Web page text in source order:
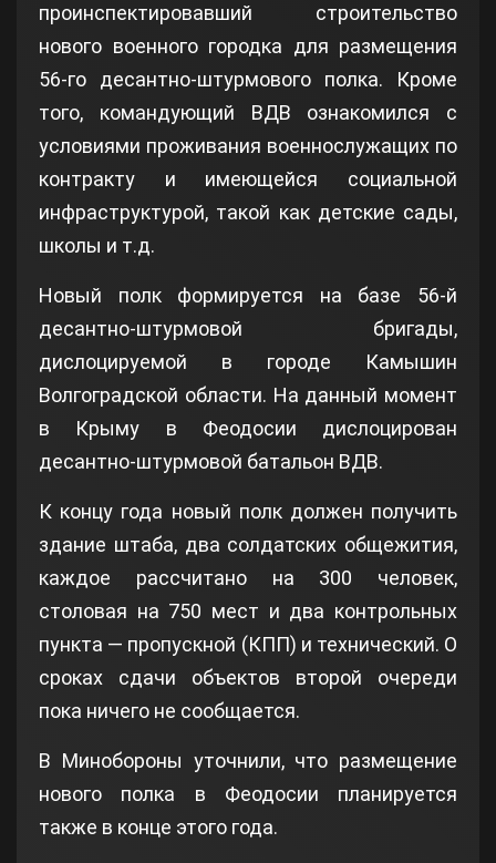
проинспектировавший строительство
нового военного городка для размещения
56-го десантно-штурмового полка. Кроме
того, командующий ВДВ ознакомился с
условиями проживания военнослужащих по
контракту и имеющейся социальной
инфраструктурой, такой как детские сады,
школы и т.д.
Новый полк формируется на базе 56-й
десантно-штурмовой бригады,
дислоцируемой в городе Камышин
Волгоградской области. На данный момент
в Крыму в Феодосии дислоцирован
десантно-штурмовой батальон ВДВ.
К концу года новый полк должен получить
здание штаба, два солдатских общежития,
каждое рассчитано на 300 человек,
столовая на 750 мест и два контрольных
пункта — пропускной (КПП) и технический. О
сроках сдачи объектов второй очереди
пока ничего не сообщается.
В Минобороны уточнили, что размещение
нового полка в Феодосии планируется
также в конце этого года.